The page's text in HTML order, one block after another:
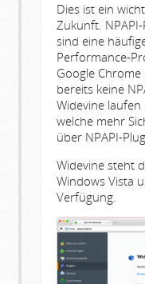
Dies ist ein
Zukunft.
sind eine
Performance-
Google
bereits keine
Widevine laufen
welche mehr
über NPAPI-
Widevine steht
Windows Vista
Verfügung.